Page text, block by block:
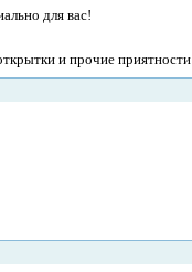
для вас!
и прочие приятности